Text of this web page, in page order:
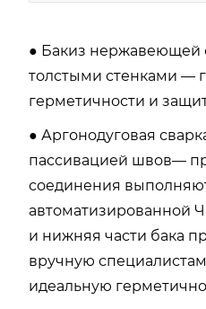
● Бакиз нержавеющей
толстыми стенками —
герметичности и
● Аргонодуговая
пассивацией швов—
соединения
автоматизированной
и нижняя части бака
вручную
идеальную